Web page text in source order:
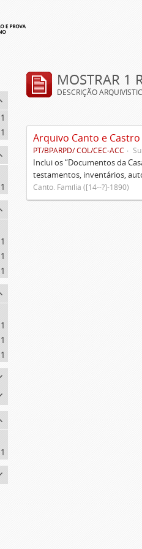
1
1
1
1
1
1
1
1
1
1
MOSTRAR 1
DESCRIÇÃO
Arquivo Canto e Castro
PT/BPARPD/ COL/CEC-ACC
Inclui os “Documentos da
testamentos, inventários,
Canto. Família ([14--?]-1890)